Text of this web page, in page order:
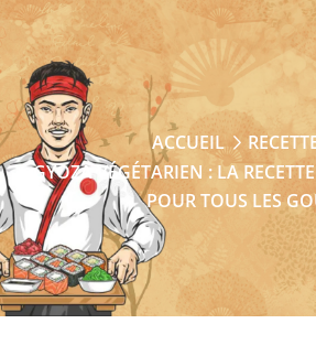
ACCUEIL
GYOZA VÉGÉTARIEN : LA
POUR TOUS LES